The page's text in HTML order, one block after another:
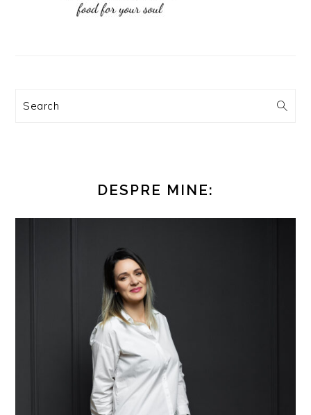
Search
DESPRE MINE: